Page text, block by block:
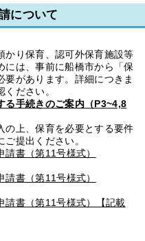
について
かり保育、認可外保育施設等
には、事前に船橋市から「保
があります。詳細につきま
ださい。
る手続きのご案内（P3~4,8
の上、保育を必要とする要件
提出ください。
書（第11号様式）
書（第11号様式）
請書（第11号様式）【記載